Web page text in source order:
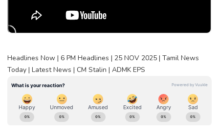
Headlines Now | 6 PM Headlines | 25 NOV 2025 | Tamil News
Today | Latest News | CM Stalin | ADMK EPS